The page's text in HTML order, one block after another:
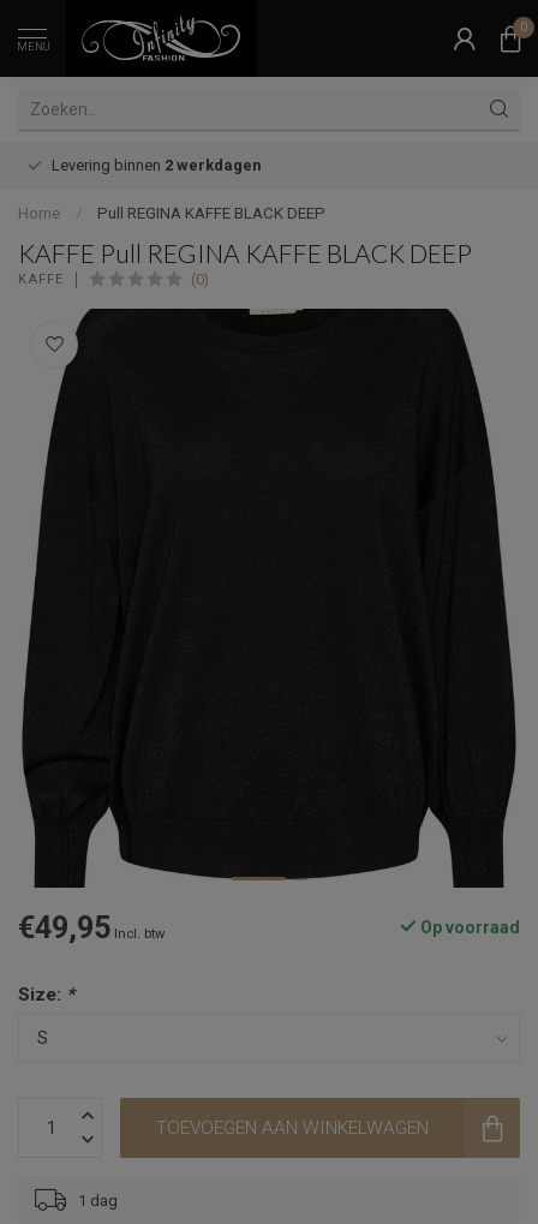
MENU
0
Levering binnen 2 werkdagen
Home / Pull REGINA KAFFE BLACK DEEP
KAFFE Pull REGINA KAFFE BLACK DEEP
KAFFE (0)
€49,95 Incl. btw Op voorraad
Size: *
TOEVOEGEN AAN WINKELWAGEN
1 dag